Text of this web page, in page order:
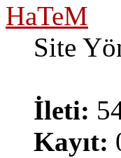
HaTeM
Site
İleti:
Kayıt: